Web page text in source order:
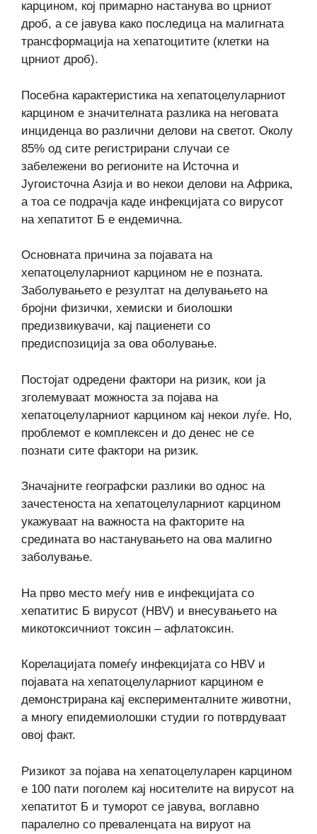
карцином, кој примарно настанува во црниот
дроб, а се јавува како последица на малигната
трансформација на хепатоцитите (клетки на
црниот дроб).
Посебна карактеристика на хепатоцелуларниот
карцином е значителната разлика на неговата
инциденца во различни делови на светот. Околу
85% од сите регистрирани случаи се
забележени во регионите на Источна и
Југоисточна Азија и во некои делови на Африка,
а тоа се подрачја каде инфекцијата со вирусот
на хепатитот Б е ендемична.
Основната причина за појавата на
хепатоцелуларниот карцином не е позната.
Заболувањето е резултат на делувањето на
бројни физички, хемиски и биолошки
предизвикувачи, кај пациенети со
предиспозиција за ова оболување.
Постојат одредени фактори на ризик, кои ја
зголемуваат можноста за појава на
хепатоцелуларниот карцином кај некои луѓе. Но,
проблемот е комплексен и до денес не се
познати сите фактори на ризик.
Значајните географски разлики во однос на
зачестеноста на хепатоцелуларниот карцином
укажуваат на важноста на факторите на
средината во настанувањето на ова малигно
заболување.
На прво место меѓу нив е инфекцијата со
хепатитис Б вирусот (HBV) и внесувањето на
микотоксичниот токсин – афлатоксин.
Корелацијата помеѓу инфекцијата со HBV и
појавата на хепатоцелуларниот карцином е
демонстрирана кај експерименталните животни,
а многу епидемиолошки студии го потврдуваат
овој факт.
Ризикот за појава на хепатоцелуларен карцином
е 100 пати поголем кај носителите на вирусот на
хепатитот Б и туморот се јавува, воглавно
паралелно со преваленцата на вируот на